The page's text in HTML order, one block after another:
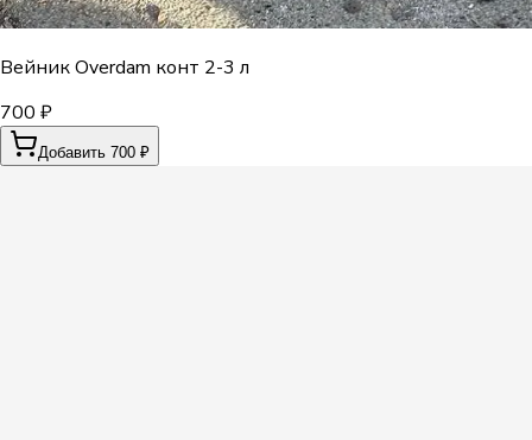
Вейник Overdam конт 2-3 л
700 ₽
Добавить 700 ₽